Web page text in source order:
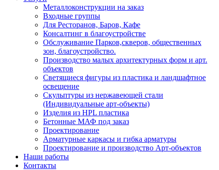
Металлоконструкции на заказ
Входные группы
Для Ресторанов, Баров, Кафе
Консалтинг в благоустройстве
Обслуживание Парков,скверов, общественных
зон, благоустройство.
Производство малых архитектурных форм и арт.
объектов
Светящиеся фигуры из пластика и ландшафтное
освещение
Скульптуры из нержавеющей стали
(Индивидуальные арт-объекты)
Изделия из HPL пластика
Бетонные МАФ под заказ
Проектирование
Арматурные каркасы и гибка арматуры
Проектирование и производство Арт-объектов
Наши работы
Контакты